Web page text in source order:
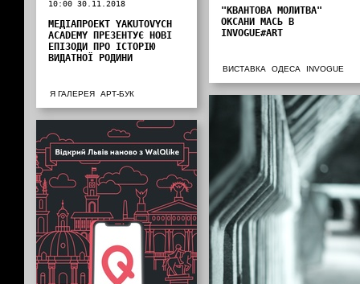
"КВАНТОВА МОЛИТВА"
ОКСАНИ МАСЬ В
INVOGUE#ART
ВИСТАВКА ОДЕСА INVOGUE
10:00 30.11.2018
МЕДІАПРОЕКТ YAKUTOVYCH
ACADEMY ПРЕЗЕНТУЄ НОВІ
ЕПІЗОДИ ПРО ІСТОРІЮ
ВИДАТНОЇ РОДИНИ
Я ГАЛЕРЕЯ АРТ-БУК